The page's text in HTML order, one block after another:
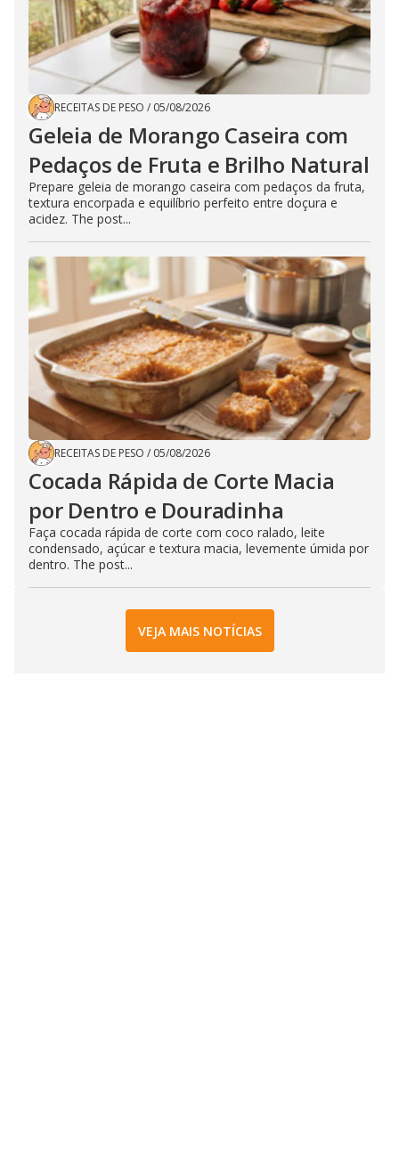
RECEITAS DE PESO / 05/08/2026
Geleia de Morango Caseira com
Pedaços de Fruta e Brilho Natural
Prepare geleia de morango caseira com pedaços da fruta,
textura encorpada e equilíbrio perfeito entre doçura e
acidez. The post...
RECEITAS DE PESO / 05/08/2026
Cocada Rápida de Corte Macia
por Dentro e Douradinha
Faça cocada rápida de corte com coco ralado, leite
condensado, açúcar e textura macia, levemente úmida por
dentro. The post...
VEJA MAIS NOTÍCIAS